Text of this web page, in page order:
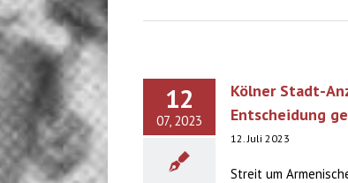
12
07, 2023
Kölner Stadt-
Entscheidung
12. Juli 2023
Streit um